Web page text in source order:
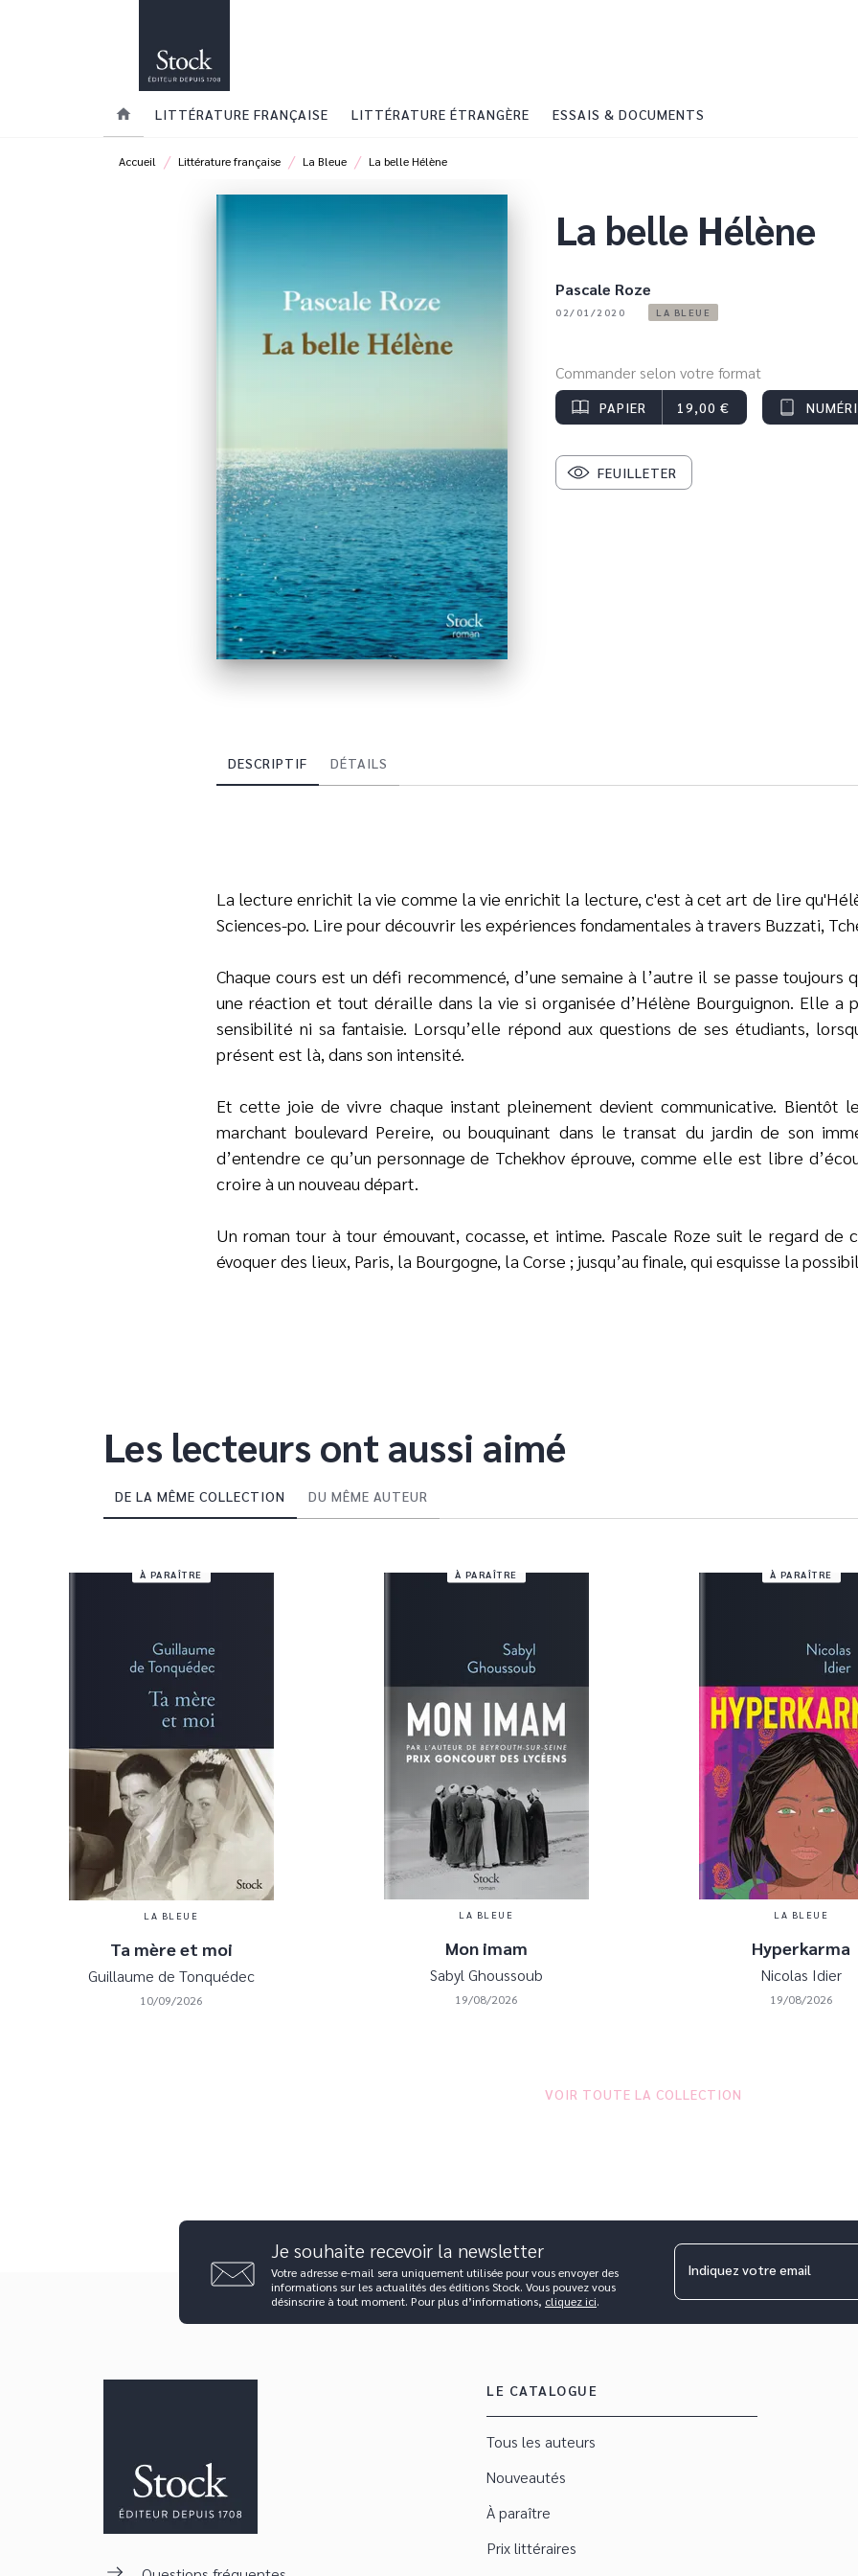
home LITTÉRATURE FRANÇAISE LITTÉRATURE ÉTRANGÈRE ESSAIS & DOCUMENTS
Accueil / Littérature française / La Bleue / La belle Hélène
La belle Hélène
Pascale Roze
02/01/2020 LA BLEUE
Commander selon votre format
PAPIER 19,00 €
FEUILLETER
DESCRIPTIF DÉTAILS
La lecture enrichit la vie comme la vie enrichit la lecture, c'est à cet art de lire
Sciences-po. Lire pour découvrir les expériences fondamentales à travers Buzzati,
Chaque cours est un défi recommencé, d’une semaine à l’autre il se passe toujours
une réaction et tout déraille dans la vie si organisée d’Hélène Bourguignon. Elle a
sensibilité ni sa fantaisie. Lorsqu’elle répond aux questions de ses étudiants,
présent est là, dans son intensité.
Et cette joie de vivre chaque instant pleinement devient communicative. Bientôt
marchant boulevard Pereire, ou bouquinant dans le transat du jardin de son
d’entendre ce qu’un personnage de Tchekhov éprouve, comme elle est libre
croire à un nouveau départ.
Un roman tour à tour émouvant, cocasse, et intime. Pascale Roze suit le regard
évoquer des lieux, Paris, la Bourgogne, la Corse ; jusqu’au finale, qui esquisse la
Les lecteurs ont aussi aimé
DE LA MÊME COLLECTION DU MÊME AUTEUR
À PARAÎTRE
LA BLEUE
Ta mère et moi
Guillaume de Tonquédec
10/09/2026
À PARAÎTRE
LA BLEUE
Mon imam
Sabyl Ghoussoub
19/08/2026
À PARAÎTRE
LA BLEUE
Hyperkarma
Nicolas Idier
19/08/2026
VOIR TOUTE LA COLLECTION
Je souhaite recevoir la newsletter
Votre adresse e-mail sera uniquement utilisée pour vous envoyer des
informations sur les actualités des éditions Stock. Vous pouvez vous
désinscrire à tout moment. Pour plus d’informations, cliquez ici.
Indiquez votre email
LE CATALOGUE
Tous les auteurs
Nouveautés
À paraître
Prix littéraires